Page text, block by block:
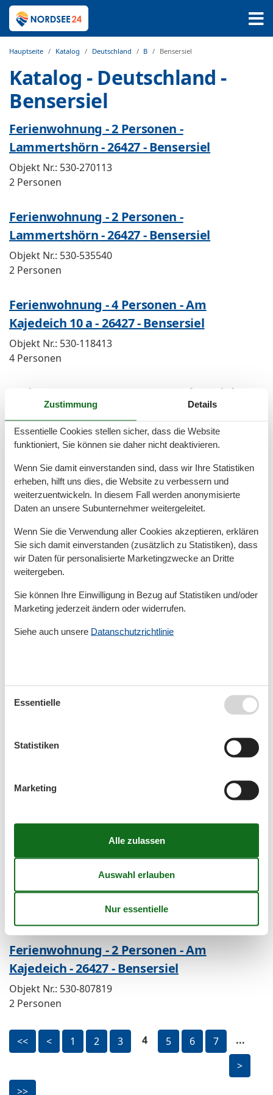
Hauptseite Katalog Deutschland B Bensersiel
Katalog - Deutschland -
Bensersiel
Ferienwohnung - 2 Personen -
Lammertshörn - 26427 - Bensersiel
Objekt Nr.: 530-270113
2 Personen
Ferienwohnung - 2 Personen -
Lammertshörn - 26427 - Bensersiel
Objekt Nr.: 530-535540
2 Personen
Ferienwohnung - 4 Personen - Am
Kajedeich 10 a - 26427 - Bensersiel
Objekt Nr.: 530-118413
4 Personen
Ferienzentrum - 4 Personen - Alter Sielweg
- 26427 - Bensersiel
Objekt Nr.:530-317593
4 Personen
Ferienwohnung - 5 Personen - Wiesenweg -
26427 - Bensersiel
5 Personen
davon 1 Kind (0-2 Jahre alt)
26427 - Bensersiel
5 Personen
Polder - 26427 - Bensersiel
4 Personen
26427 - Bensersiel
2 Personen
Ferienwohnung - 4 Personen - Alter
Sielweg - 26427 - Bensersiel
Ferienwohnung - 2 Personen - Am
Kajedeich - 26427 - Bensersiel
Objekt Nr.: 530-807819
2 Personen
<< < 1 2 3 4 5 6 7
...
>
>>
Zustimmung Details
Essentielle Cookies stellen sicher, dass die Website
funktioniert, Sie können sie daher nicht deaktivieren.
Wenn Sie damit einverstanden sind, dass wir Ihre Statistiken
erheben, hilft uns dies, die Website zu verbessern und
weiterzuentwickeln. In diesem Fall werden anonymisierte
Daten an unsere Subunternehmer weitergeleitet.
Wenn Sie die Verwendung aller Cookies akzeptieren, erklären
Sie sich damit einverstanden (zusätzlich zu Statistiken), dass
wir Daten für personalisierte Marketingzwecke an Dritte
weitergeben.
Sie können Ihre Einwilligung in Bezug auf Statistiken und/oder
Marketing jederzeit ändern oder widerrufen.
Siehe auch unsere Datanschutzrichtlinie
Essentielle
Statistiken
Marketing